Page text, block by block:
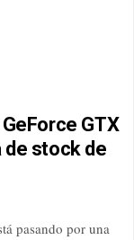
GTX
de stock de
pasando por una